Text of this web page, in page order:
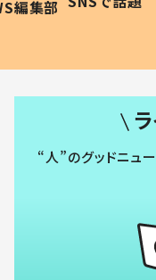
編集部 #令和の子
“人”のグッドニュ